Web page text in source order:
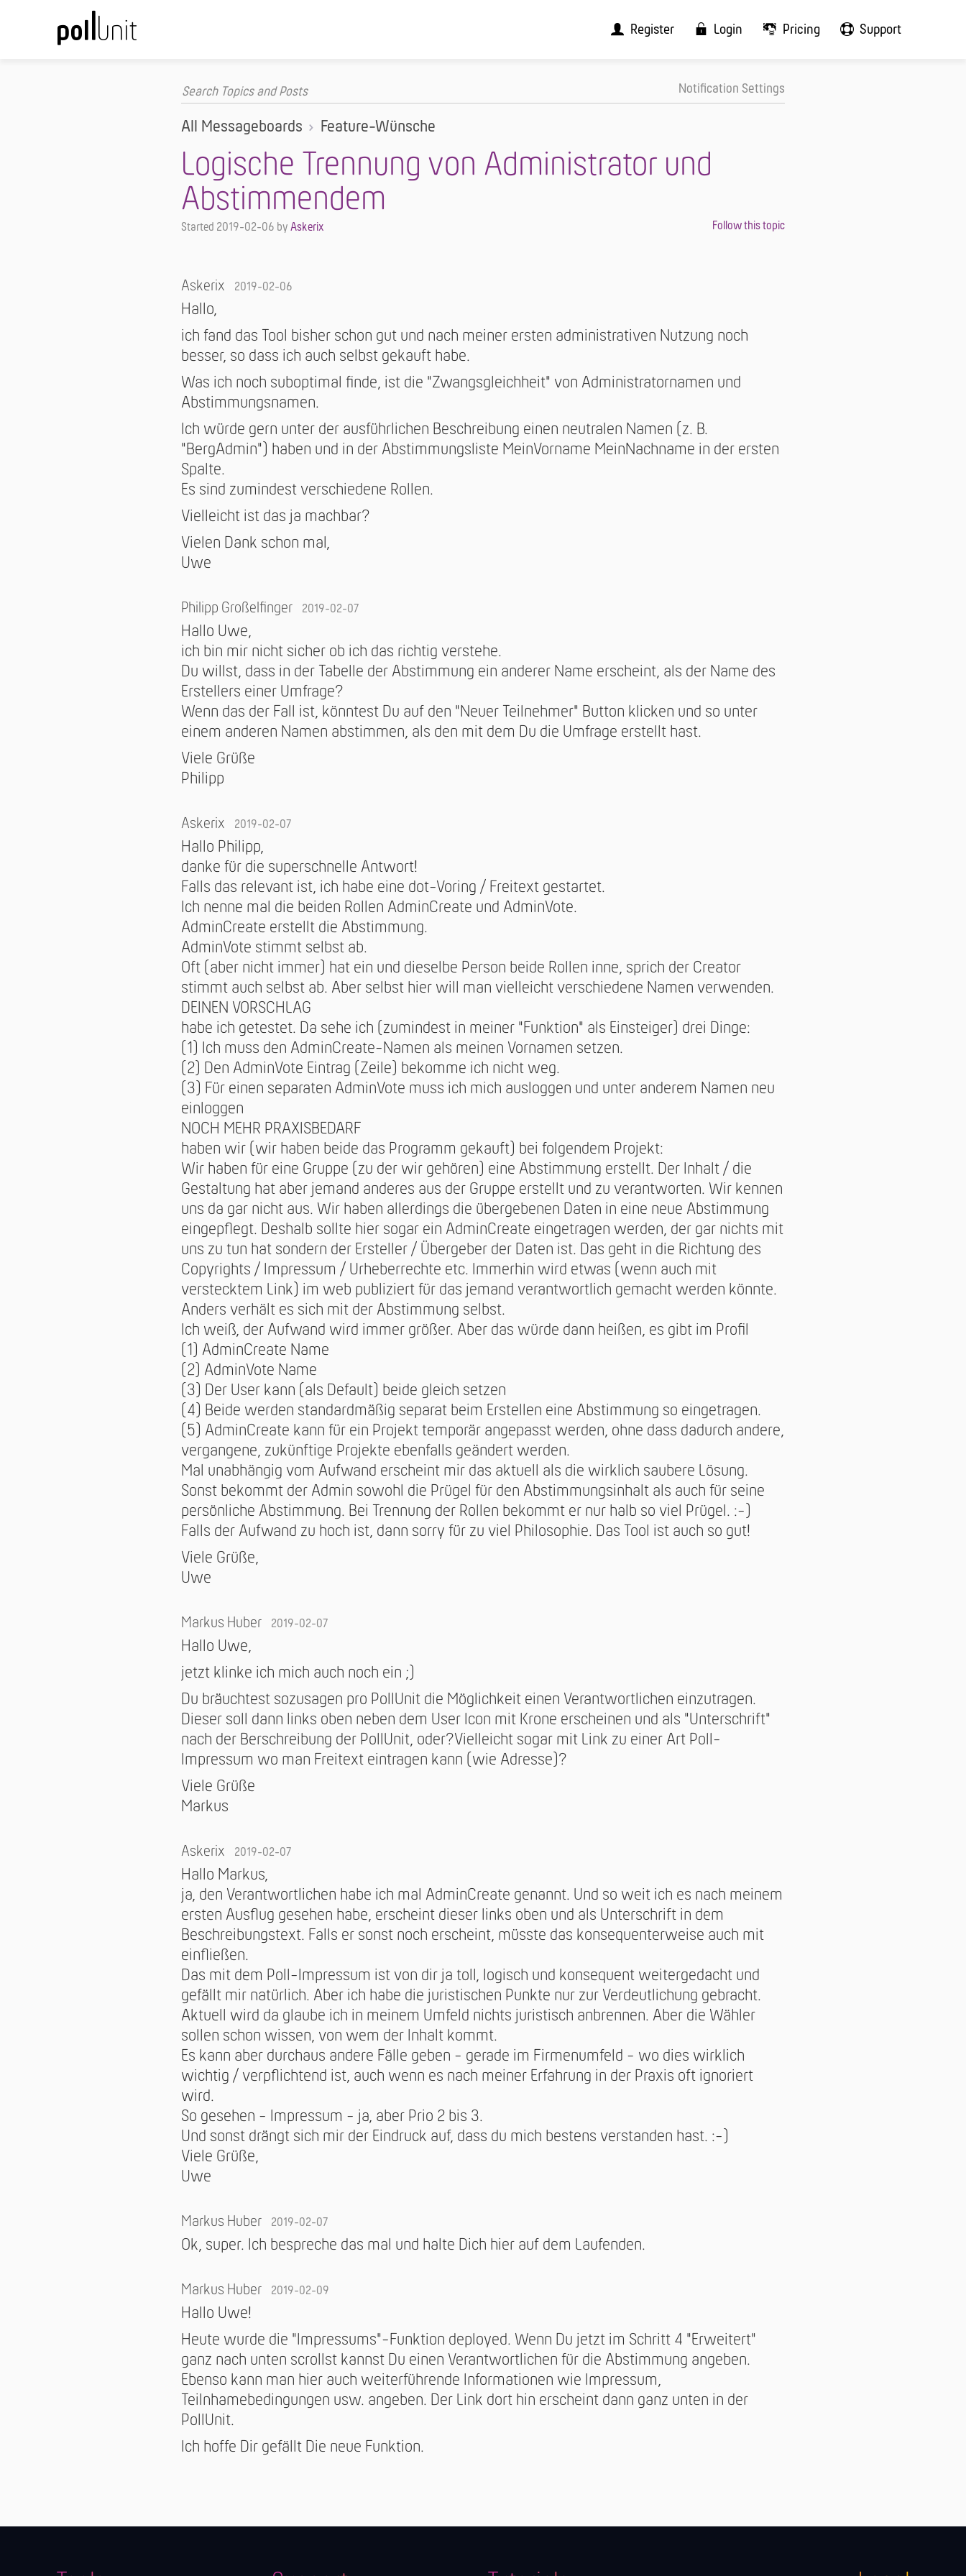
Register Login Pricing Support
Notification Settings
All Messageboards Feature-Wünsche
Logische Trennung von Administrator und
Abstimmendem
Started 2019-02-06 by Askerix
Askerix 2019-02-06
Hallo,
ich fand das Tool bisher schon gut und nach meiner ersten administrativen Nutzung noch
besser, so dass ich auch selbst gekauft habe.
Was ich noch suboptimal finde, ist die "Zwangsgleichheit" von Administratornamen und
Abstimmungsnamen.
Ich würde gern unter der ausführlichen Beschreibung einen neutralen Namen (z. B.
"BergAdmin") haben und in der Abstimmungsliste MeinVorname MeinNachname in der ersten
Spalte.
Es sind zumindest verschiedene Rollen.
Vielleicht ist das ja machbar?
Vielen Dank schon mal,
Uwe
Philipp Großelfinger 2019-02-07
Hallo Uwe,
ich bin mir nicht sicher ob ich das richtig verstehe.
Du willst, dass in der Tabelle der Abstimmung ein anderer Name erscheint, als der Name des
Erstellers einer Umfrage?
Wenn das der Fall ist, könntest Du auf den "Neuer Teilnehmer" Button klicken und so unter
einem anderen Namen abstimmen, als den mit dem Du die Umfrage erstellt hast.
Viele Grüße
Philipp
Askerix 2019-02-07
Hallo Philipp,
danke für die superschnelle Antwort!
Falls das relevant ist, ich habe eine dot-Voring / Freitext gestartet.
Ich nenne mal die beiden Rollen AdminCreate und AdminVote.
AdminCreate erstellt die Abstimmung.
AdminVote stimmt selbst ab.
Oft (aber nicht immer) hat ein und dieselbe Person beide Rollen inne, sprich der Creator
stimmt auch selbst ab. Aber selbst hier will man vielleicht verschiedene Namen verwenden.
DEINEN VORSCHLAG
habe ich getestet. Da sehe ich (zumindest in meiner "Funktion" als Einsteiger) drei Dinge:
(1) Ich muss den AdminCreate-Namen als meinen Vornamen setzen.
(2) Den AdminVote Eintrag (Zeile) bekomme ich nicht weg.
(3) Für einen separaten AdminVote muss ich mich ausloggen und unter anderem Namen neu
einloggen
NOCH MEHR PRAXISBEDARF
haben wir (wir haben beide das Programm gekauft) bei folgendem Projekt:
Wir haben für eine Gruppe (zu der wir gehören) eine Abstimmung erstellt. Der Inhalt / die
Gestaltung hat aber jemand anderes aus der Gruppe erstellt und zu verantworten. Wir kennen
uns da gar nicht aus. Wir haben allerdings die übergebenen Daten in eine neue Abstimmung
eingepflegt. Deshalb sollte hier sogar ein AdminCreate eingetragen werden, der gar nichts mit
uns zu tun hat sondern der Ersteller / Übergeber der Daten ist. Das geht in die Richtung des
Copyrights / Impressum / Urheberrechte etc. Immerhin wird etwas (wenn auch mit
verstecktem Link) im web publiziert für das jemand verantwortlich gemacht werden könnte.
Anders verhält es sich mit der Abstimmung selbst.
Ich weiß, der Aufwand wird immer größer. Aber das würde dann heißen, es gibt im Profil
(1) AdminCreate Name
(2) AdminVote Name
(3) Der User kann (als Default) beide gleich setzen
(4) Beide werden standardmäßig separat beim Erstellen eine Abstimmung so eingetragen.
(5) AdminCreate kann für ein Projekt temporär angepasst werden, ohne dass dadurch andere,
vergangene, zukünftige Projekte ebenfalls geändert werden.
Mal unabhängig vom Aufwand erscheint mir das aktuell als die wirklich saubere Lösung.
Sonst bekommt der Admin sowohl die Prügel für den Abstimmungsinhalt als auch für seine
persönliche Abstimmung. Bei Trennung der Rollen bekommt er nur halb so viel Prügel. :-)
Falls der Aufwand zu hoch ist, dann sorry für zu viel Philosophie. Das Tool ist auch so gut!
Viele Grüße,
Uwe
Markus Huber 2019-02-07
Hallo Uwe,
jetzt klinke ich mich auch noch ein ;)
Du bräuchtest sozusagen pro PollUnit die Möglichkeit einen Verantwortlichen einzutragen.
Dieser soll dann links oben neben dem User Icon mit Krone erscheinen und als "Unterschrift"
nach der Berschreibung der PollUnit, oder?Vielleicht sogar mit Link zu einer Art Poll-
Impressum wo man Freitext eintragen kann (wie Adresse)?
Viele Grüße
Markus
Askerix 2019-02-07
Hallo Markus,
ja, den Verantwortlichen habe ich mal AdminCreate genannt. Und so weit ich es nach meinem
ersten Ausflug gesehen habe, erscheint dieser links oben und als Unterschrift in dem
Beschreibungstext. Falls er sonst noch erscheint, müsste das konsequenterweise auch mit
einfließen.
Das mit dem Poll-Impressum ist von dir ja toll, logisch und konsequent weitergedacht und
gefällt mir natürlich. Aber ich habe die juristischen Punkte nur zur Verdeutlichung gebracht.
Aktuell wird da glaube ich in meinem Umfeld nichts juristisch anbrennen. Aber die Wähler
sollen schon wissen, von wem der Inhalt kommt.
Es kann aber durchaus andere Fälle geben - gerade im Firmenumfeld - wo dies wirklich
wichtig / verpflichtend ist, auch wenn es nach meiner Erfahrung in der Praxis oft ignoriert
wird.
So gesehen - Impressum - ja, aber Prio 2 bis 3.
Und sonst drängt sich mir der Eindruck auf, dass du mich bestens verstanden hast. :-)
Viele Grüße,
Uwe
Markus Huber 2019-02-07
Ok, super. Ich bespreche das mal und halte Dich hier auf dem Laufenden.
Markus Huber 2019-02-09
Hallo Uwe!
Heute wurde die "Impressums"-Funktion deployed. Wenn Du jetzt im Schritt 4 "Erweitert"
ganz nach unten scrollst kannst Du einen Verantwortlichen für die Abstimmung angeben.
Ebenso kann man hier auch weiterführende Informationen wie Impressum,
Teilnhamebedingungen usw. angeben. Der Link dort hin erscheint dann ganz unten in der
PollUnit.
Ich hoffe Dir gefällt Die neue Funktion.